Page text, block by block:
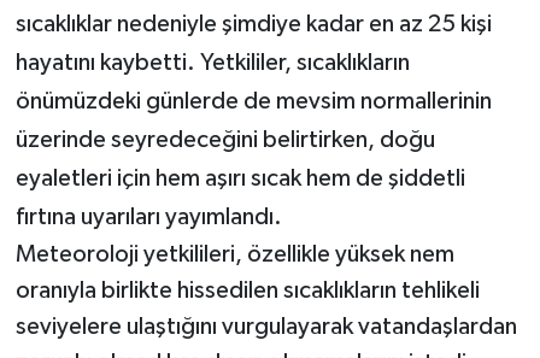
sıcaklıklar nedeniyle şimdiye kadar en az 25 kişi
hayatını kaybetti. Yetkililer, sıcaklıkların
önümüzdeki günlerde de mevsim normallerinin
üzerinde seyredeceğini belirtirken, doğu
eyaletleri için hem aşırı sıcak hem de şiddetli
fırtına uyarıları yayımlandı.
Meteoroloji yetkilileri, özellikle yüksek nem
oranıyla birlikte hissedilen sıcaklıkların tehlikeli
seviyelere ulaştığını vurgulayarak vatandaşlardan
Yaşam